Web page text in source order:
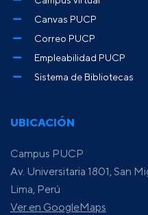
UBICACIÓN
Campus PUCP
Av. Universitaria 1801, San
Lima, Perú
Ver en GoogleMaps
Canvas PUCP
Correo PUCP
Empleabilidad PUCP
Sistema de Bibliotecas